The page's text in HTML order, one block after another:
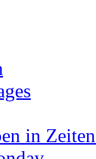
in